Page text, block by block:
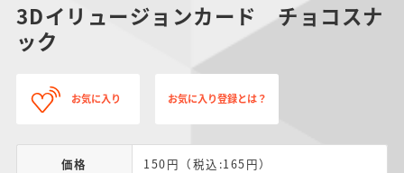
3Dイリュージョンカード チョコスナ
ック
お気に入り お気に入り登録とは？
価格 150円（税込:165円）